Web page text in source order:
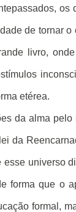
os
de tornar
livro,
etérea.
da alma
da
universo
forma que o
formal,